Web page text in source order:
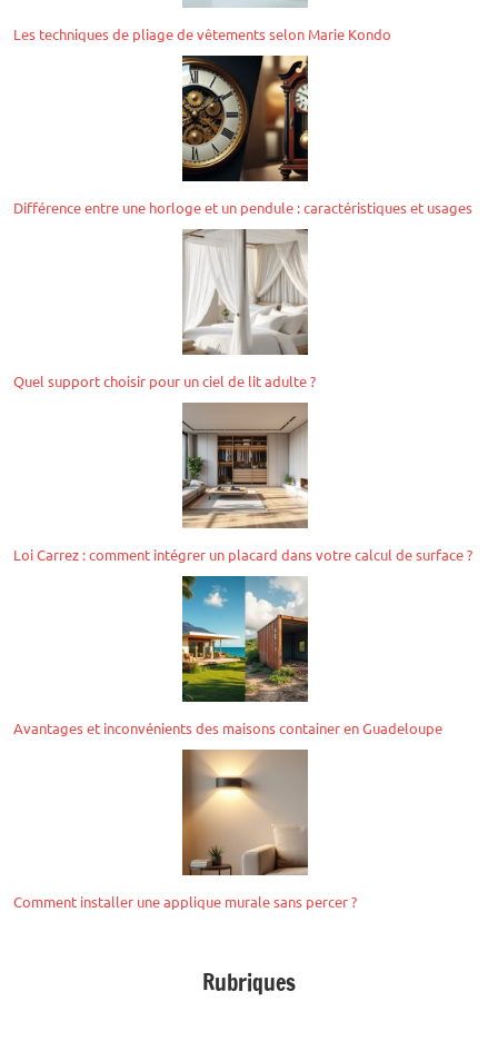
Les techniques de pliage de vêtements selon Marie Kondo
Différence entre une horloge et un pendule : caractéristiques et usages
Quel support choisir pour un ciel de lit adulte ?
Loi Carrez : comment intégrer un placard dans votre calcul de surface ?
Avantages et inconvénients des maisons container en Guadeloupe
Comment installer une applique murale sans percer ?
Rubriques